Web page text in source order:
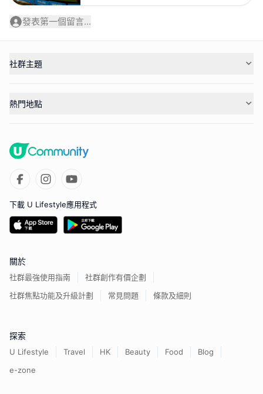
發表第一個留言...
社群主題
熱門地點
下載 U Lifestyle應用程式
關於
社群最強使用指南
社群創作有價企劃
社群焦點功能及升級計劃
常見問題 條款及細則
探索
U Lifestyle Travel HK Beauty Food
Blog
e-zone